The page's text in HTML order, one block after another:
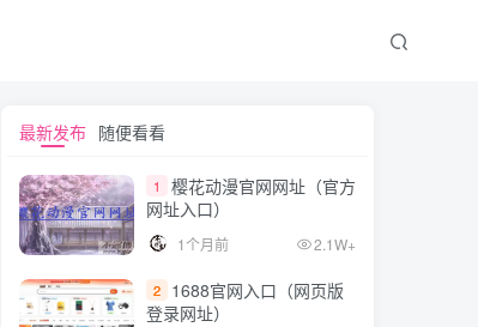
最新发布 随便看看
1
樱花动漫官网网址（官方
网址入口）
1个月前 2.1W+
2
1688官网入口（网页版
登录网址）